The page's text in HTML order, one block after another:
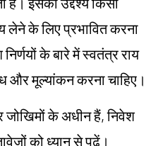
लेने के लिए प्रभावित करना
के बारे में स्वतंत्र राय
और मूल्यांकन करना चाहिए।
जोखिमों के अधीन हैं, निवेश
को ध्यान से पढ़ें।